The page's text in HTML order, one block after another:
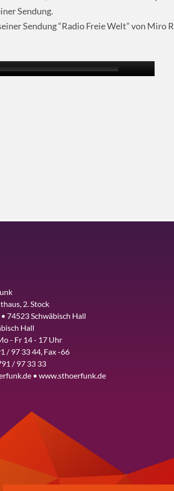
Sendung.
Sendung “Radio Freie Welt” von Miro
2. Stock
74523 Schwäbisch Hall
Hall
- Fr 14 - 17 Uhr
/ 97 33 44, Fax -66
/ 97 33 33
• www.sthoerfunk.de